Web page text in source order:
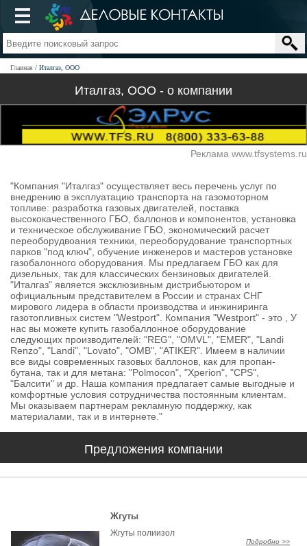
Главная Италгаз, ООО
Италгаз, ООО - о компании
Реклама www.tfsystems.ru
"Компания "Италгаз" осуществляет весь перечень услуг по
внедрению в эксплуатацию транспорта на газомоторном
топливе: разработка газовых двигателей, поставка
высококачественного ГБО, баллонов и компонентов, установка
и техническое обслуживание ГБО, экономический расчет
переоборудвоания техники, переоборудование транспортных
парков "под ключ", обучение инженеров и мастеров установке
газобалонного оборудования. Мы предлагаем ГБО как для
дизельных, так для классических бензиновых двигателей.
"Италгаз" является эксклюзивным дистрибьютором и
официальным представителем в России и странах СНГ
мирового лидера в области производства и инжиниринга
газотопливных систем "Westport". Компания "Westport" - это , У
нас вы можете купить газобаллонное оборудование
следующих производителей: "REG", "OMVL", "EMER", "Landi
Renzo", "Landi", "Lovato", "OMB", "ATIKER". Имеем в наличии
все виды современных газовых баллонов, как для пропан-
бутана, так и для метана: "Polmocon", "Xperion", "CPS",
"Балсити" и др. Наша компания предлагает самые выгодные и
комфортные условия сотрудничества постоянным клиентам.
Мы оказываем партнерам рекламную поддержку, как
материалами, так и в интернете."
Предложения компании
Жгуты
Жгуты полиизол
Подробно >>